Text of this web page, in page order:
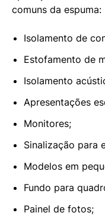
comuns da espuma:
Isolamento de
Estofamento de
Isolamento
Apresentações
Monitores;
Sinalização para
Modelos em
Fundo para
Painel de fotos;